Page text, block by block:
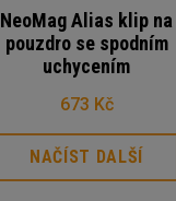
NeoMag Alias klip na
pouzdro se spodním
uchycením
673 Kč
NAČÍST DALŠÍ